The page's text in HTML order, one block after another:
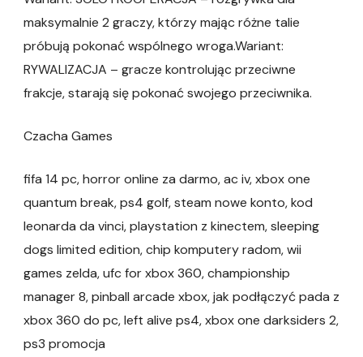
maksymalnie 2 graczy, którzy mając różne talie
próbują pokonać wspólnego wroga.Wariant:
RYWALIZACJA – gracze kontrolując przeciwne
frakcje, starają się pokonać swojego przeciwnika.
Czacha Games
fifa 14 pc, horror online za darmo, ac iv, xbox one
quantum break, ps4 golf, steam nowe konto, kod
leonarda da vinci, playstation z kinectem, sleeping
dogs limited edition, chip komputery radom, wii
games zelda, ufc for xbox 360, championship
manager 8, pinball arcade xbox, jak podłączyć pada z
xbox 360 do pc, left alive ps4, xbox one darksiders 2,
ps3 promocja